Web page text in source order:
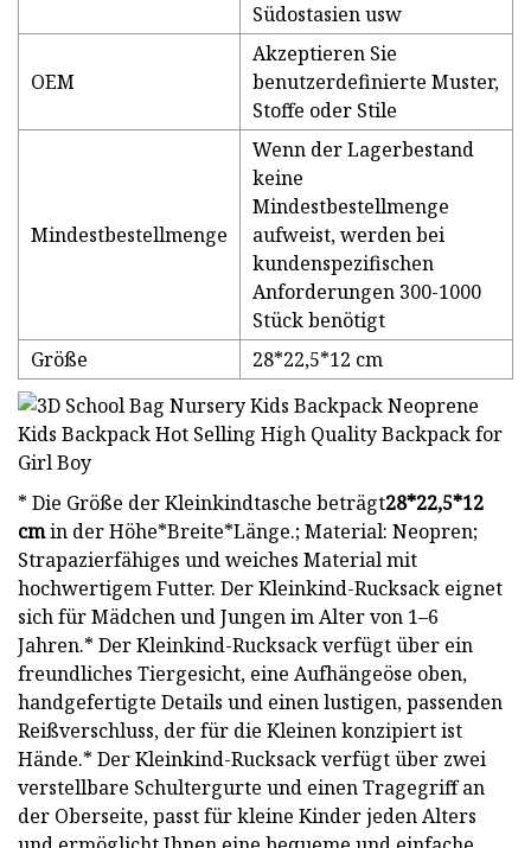
Südostasien usw
OEM
Akzeptieren Sie
benutzerdefinierte Muster,
Stoffe oder Stile
Mindestbestellmenge
Wenn der Lagerbestand
keine
Mindestbestellmenge
aufweist, werden bei
kundenspezifischen
Anforderungen 300-1000
Stück benötigt
Größe
28*22,5*12 cm
* Die Größe der Kleinkindtasche beträgt28*22,5*12
cmin der Höhe*Breite*Länge.; Material: Neopren;
Strapazierfähiges und weiches Material mit
hochwertigem Futter. Der Kleinkind-Rucksack eignet
sich für Mädchen und Jungen im Alter von 1–6
Jahren.* Der Kleinkind-Rucksack verfügt über ein
freundliches Tiergesicht, eine Aufhängeöse oben,
handgefertigte Details und einen lustigen, passenden
Reißverschluss, der für die Kleinen konzipiert ist
Hände.* Der Kleinkind-Rucksack verfügt über zwei
verstellbare Schultergurte und einen Tragegriff an
der Oberseite, passt für kleine Kinder jeden Alters